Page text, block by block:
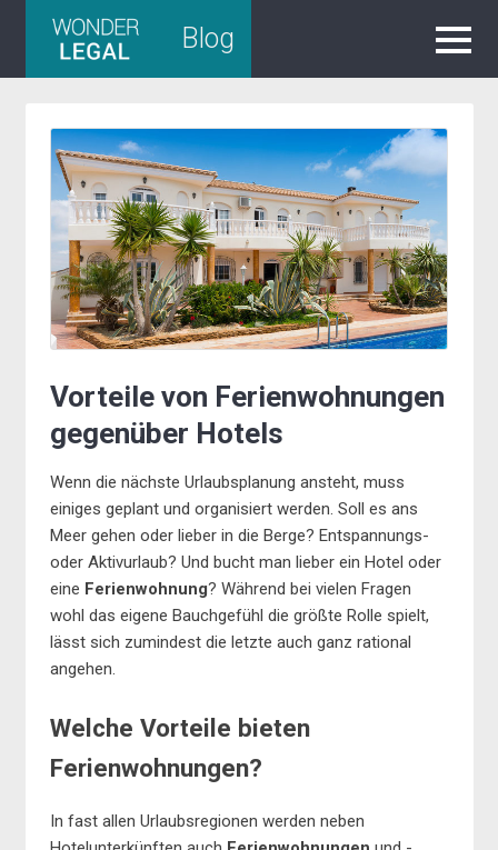
Blog
Vorteile von Ferienwohnungen
gegenüber Hotels
Wenn die nächste Urlaubsplanung ansteht, muss
einiges geplant und organisiert werden. Soll es ans
Meer gehen oder lieber in die Berge? Entspannungs-
oder Aktivurlaub? Und bucht man lieber ein Hotel oder
eine Ferienwohnung? Während bei vielen Fragen
wohl das eigene Bauchgefühl die größte Rolle spielt,
lässt sich zumindest die letzte auch ganz rational
angehen.
Welche Vorteile bieten
Ferienwohnungen?
In fast allen Urlaubsregionen werden neben